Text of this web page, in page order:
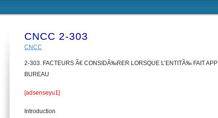
CNCC 2-303
CNCC
2-303. FACTEURS Ã€ CONSIDÃ‰RER LORSQUE L’ENTITÃ‰ FAIT
BUREAU
[adsenseyu1]
Introduction